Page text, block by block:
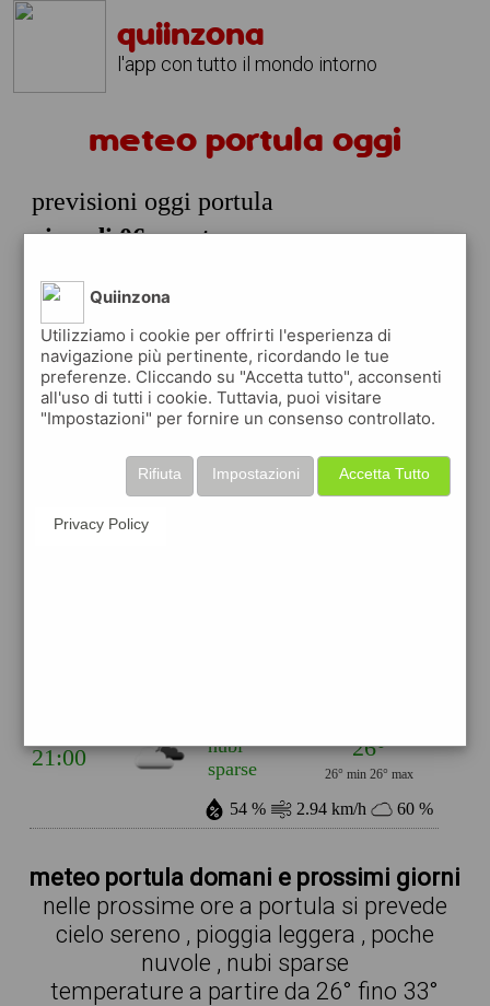
quiinzona
l'app con tutto il mondo intorno
meteo portula oggi
previsioni oggi portula
giovedi 06 agosto
09:00
sereno
29° min29° max
45 % 2.03 km/h 0 %
12:00
pioggia
30°
42 % 1.97 km/h 0 %
15:00
21:00
nubi
sparse
26°
26° min 26° max
54 % 2.94 km/h 60 %
meteo portula domani e prossimi giorni
nelle prossime ore a portula si prevede
cielo sereno , pioggia leggera , poche
nuvole , nubi sparse
temperature a partire da 26° fino 33°
Quiinzona
Utilizziamo i cookie per offrirti l'esperienza di
navigazione più pertinente, ricordando le tue
preferenze. Cliccando su "Accetta tutto", acconsenti
all'uso di tutti i cookie. Tuttavia, puoi visitare
"Impostazioni" per fornire un consenso controllato.
Accetta Tutto
Impostazioni
Rifiuta
Privacy Policy